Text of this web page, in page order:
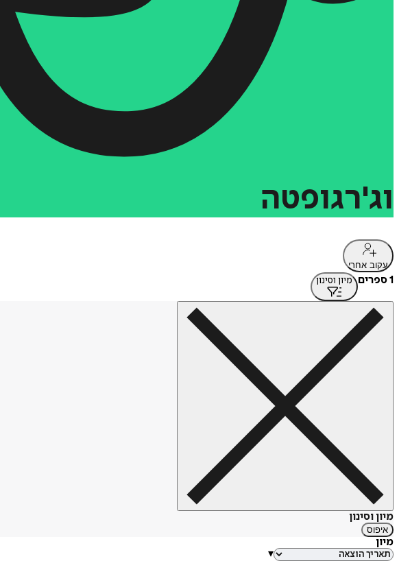
וג'רגופטה
עקוב אחרי
1 ספרים מיון וסינון
מיון וסינון
איפוס
מיון
▾